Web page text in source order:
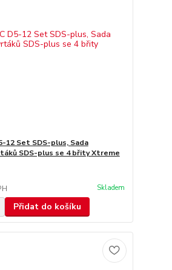
12 Set SDS-plus, Sada
SDS-plus se 4 břity Xtreme
Skladem
Přidat do košíku